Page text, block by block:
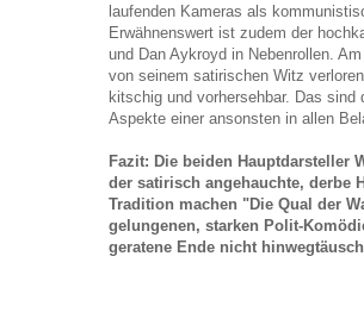
laufenden Kameras als
Erwähnenswert ist zudem der
und Dan Aykroyd in Nebenrollen.
von seinem satirischen Witz
kitschig und vorhersehbar. Das
Aspekte einer ansonsten in allen
Fazit: Die beiden Hauptdarsteller
der satirisch angehauchte, derbe
Tradition machen "Die Qual der
gelungenen, starken Polit-
geratene Ende nicht